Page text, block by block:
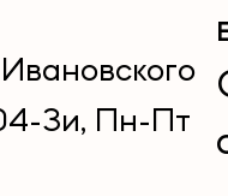
3и, Пн-Пт